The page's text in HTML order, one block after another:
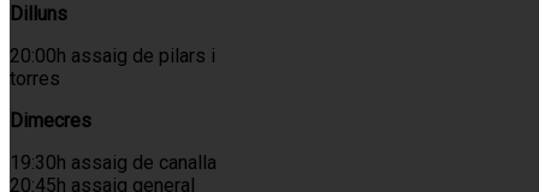
Dilluns
20:00h assaig de pilars i
torres
Dimecres
19:30h assaig de canalla
20:45h assaig general